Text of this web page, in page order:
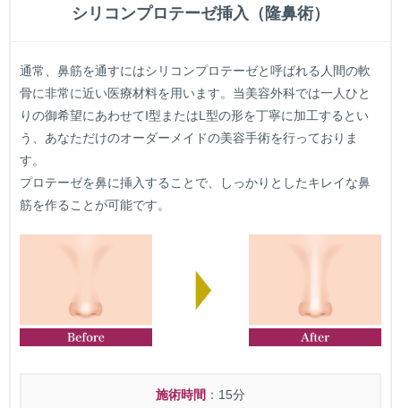
シリコンプロテーゼ挿入（隆鼻術）
通常、鼻筋を通すにはシリコンプロテーゼと呼ばれる人間の軟
骨に非常に近い医療材料を用います。当美容外科では一人ひと
りの御希望にあわせてI型またはL型の形を丁寧に加工するとい
う、あなただけのオーダーメイドの美容手術を行っておりま
す。
プロテーゼを鼻に挿入することで、しっかりとしたキレイな鼻
筋を作ることが可能です。
施術時間 ：15分